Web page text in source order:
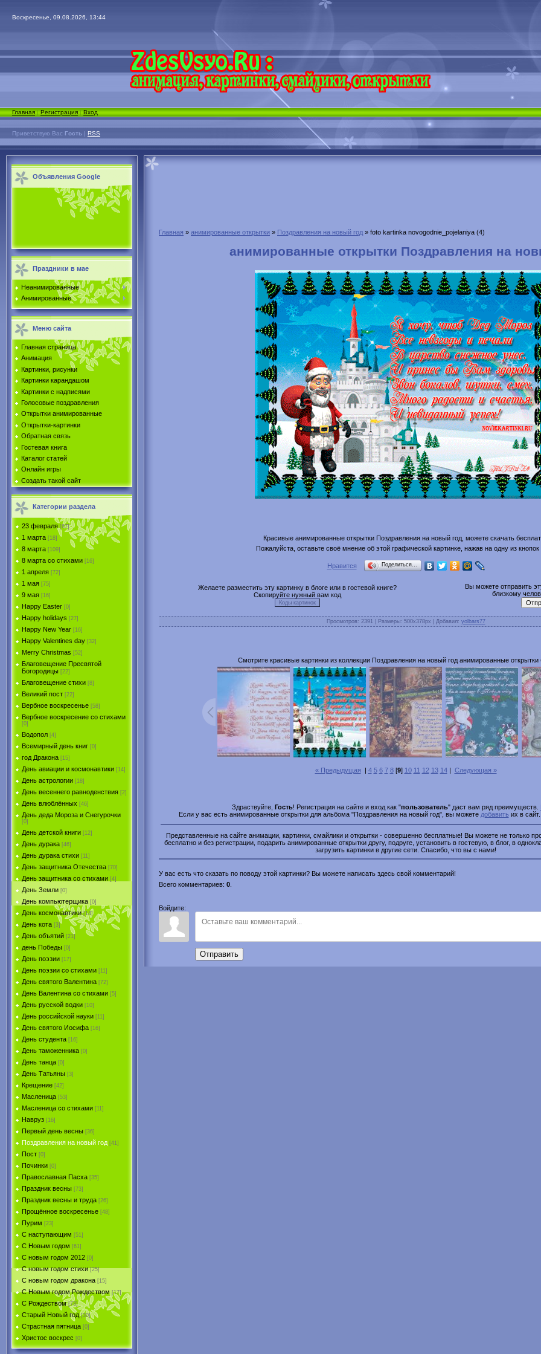
Воскресенье, 09.08.2026, 13:44
Главная|Регистрация|Вход
Приветствую Вас Гость | RSS
Объявления Google
Праздники в мае
Неанимированные
Анимированные
Меню сайта
Главная страница
Анимация
Картинки, рисунки
Картинки карандашом
Картинки с надписями
Голосовые поздравления
Открытки анимированные
Открытки-картинки
Обратная связь
Гостевая книга
Каталог статей
Онлайн игры
Создать такой сайт
Категории раздела
23 февраля [67]
1 марта [18]
8 марта [109]
8 марта со стихами [16]
1 апреля [72]
1 мая [75]
9 мая [16]
Happy Easter [0]
Happy holidays [27]
Happy New Year [16]
Happy Valentines day [32]
Merry Christmas [52]
Благовещение Пресвятой
Богородицы [22]
Благовещение стихи [8]
Великий пост [22]
Вербное воскресенье [58]
Вербное воскресение со стихами
[0]
Водопол [4]
Всемирный день книг [0]
год Дракона [15]
День авиации и космонавтики [14]
День астрологии [18]
День весеннего равноденствия [2]
День влюблённых [46]
День деда Мороза и Снегурочки
[0]
День детской книги [12]
День дурака [46]
День дурака стихи [11]
День защитника Отечества [70]
День защитника со стихами [4]
День Земли [0]
День компьютерщика [0]
День космонавтики [14]
День кота [3]
День объятий [21]
день Победы [0]
День поэзии [17]
День поэзии со стихами [11]
День святого Валентина [72]
День Валентина со стихами [5]
День русской водки [10]
День российской науки [11]
День святого Иосифа [16]
День студента [16]
День таможенника [0]
День танца [0]
День Татьяны [3]
Крещение [42]
Масленица [53]
Масленица со стихами [11]
Навруз [16]
Первый день весны [36]
Поздравления на новый год [41]
Пост [0]
Починки [0]
Православная Пасха [35]
Праздник весны [73]
Праздник весны и труда [26]
Прощённое воскресенье [48]
Пурим [23]
C наступающим [51]
С Новым годом [61]
С новым годом 2012 [0]
С новым годом стихи [25]
С новым годом дракона [15]
C Новым годом Рождеством [17]
С Рождеством [73]
Старый Новый год [30]
Страстная пятница [0]
Христоc воскрес [0]
Главная » анимированные открытки » Поздравления на новый год » foto kartinka novogodnie_pojelaniya (4)
анимированные открытки Поздравления на
Красивые анимированные открытки Поздравления на новый год, можете скачать
Пожалуйста, оставьте своё мнение об этой графической картинке, нажав на одну из кнопок
Нравится Поделиться…
Желаете разместить эту картинку в блоге или в гостевой книге?
Скопируйте нужный вам код
Вы можете отправить
близкому
Просмотров: 2391 | Размеры: 500x378px | Добавил: yolbars77
Смотрите красивые картинки из коллекции Поздравления на новый год анимированные открытки
« Предыдущая | 4 5 6 7 8[9] 10 11 12 13 14| Следующая »
Здраствуйте, Гость! Регистрация на сайте и вход как "пользователь" даст вам ряд преимуществ.
Если у вас есть анимированные открытки для альбома "Поздравления на новый год", вы можете добавить их в
Представленные на сайте анимации, картинки, смайлики и открытки - совершенно бесплатные! Вы можете не только
бесплатно и без регистрации, подарить анимированные открытки другу, подруге, установить в гостевую, в блог, в
загрузить картинки в другие сети. Спасибо, что вы с нами!
У вас есть что сказать по поводу этой картинки? Вы можете написать здесь свой комментарий!
Всего комментариев: 0
Войдите:
Отправить